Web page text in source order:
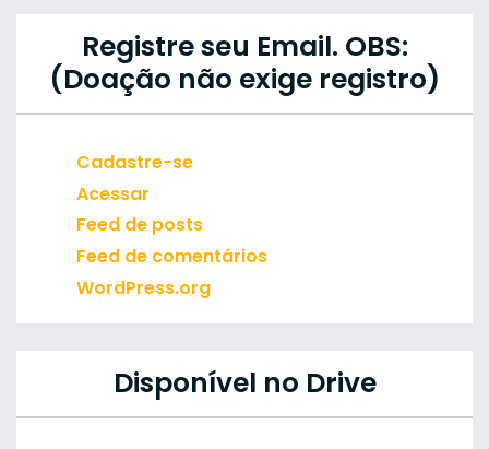
Registre seu Email. OBS:
(Doação não exige registro)
Cadastre-se
Acessar
Feed de posts
Feed de comentários
WordPress.org
Disponível no Drive